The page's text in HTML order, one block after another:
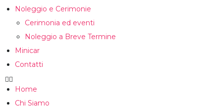
Noleggio e Cerimonie
Cerimonia ed eventi
Noleggio a Breve Termine
Minicar
Contatti
Home
Chi Siamo